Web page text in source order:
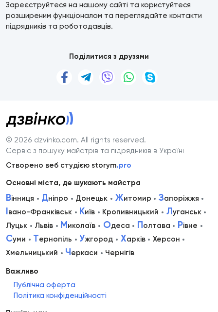
Зареєструйтеся на нашому сайті та користуйтеся
розширеним функціоналом та переглядайте контакти
підрядників та роботодавців.
Поділитися з друзями
© 2026 dzvinko.com. All rights reserved.
Сервіс з пошуку майстрів та підрядників в Україні
Створено веб студією storym.pro
Основні міста, де шукають майстра
Вінниця Дніпро Донецьк Житомир Запоріжжя
Івано-Франківськ Київ Кропивницький Луганськ
Луцьк
Львів Миколаїв Одеса Полтава Рівне
Суми Тернопіль Ужгород Харків
Херсон
Хмельницький
Черкаси Чернігів
Важливо
Публічна оферта
Політика конфіденційності